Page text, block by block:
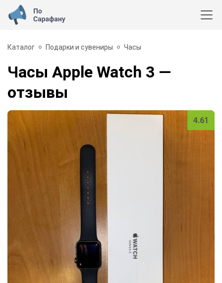
Каталог Подарки и сувениры Часы
Часы Apple Watch 3 —
отзывы
4.61